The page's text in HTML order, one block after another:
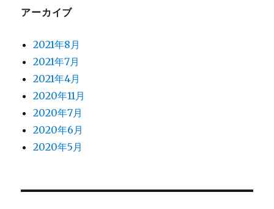
アーカイブ
2021年8月
2021年7月
2021年4月
2020年11月
2020年7月
2020年6月
2020年5月